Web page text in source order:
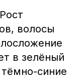
волосы
в зелёный
синие